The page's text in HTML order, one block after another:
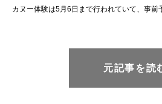
カヌー体験は5月6日まで行われていて、事前
元記事を読